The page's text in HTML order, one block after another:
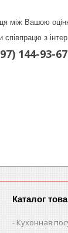
між Вашою
з
144-93-
Каталог
Кухонная